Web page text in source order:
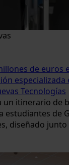
de euros
especializada
Tecnologías
un itinerario de
estudiantes de
diseñado junto